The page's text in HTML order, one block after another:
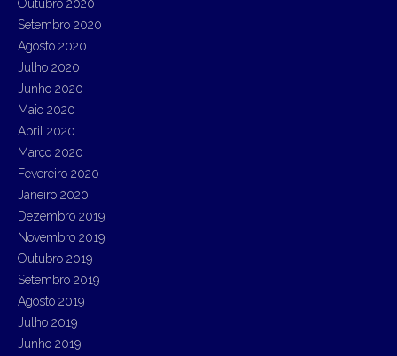
Outubro 2020
Setembro 2020
Agosto 2020
Julho 2020
Junho 2020
Maio 2020
Abril 2020
Março 2020
Fevereiro 2020
Janeiro 2020
Dezembro 2019
Novembro 2019
Outubro 2019
Setembro 2019
Agosto 2019
Julho 2019
Junho 2019